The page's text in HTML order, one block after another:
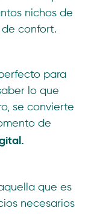
nichos de
de confort.
para
lo que
se convierte
de
que es
necesarios